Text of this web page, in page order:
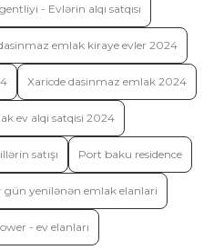
- Evlərin alqı satqısı
emlak kiraye evler 2024
Xaricde dasinmaz emlak 2024
ev alqi satqisi 2024
satışı Port baku residence
gün yenilənən emlak elanlari
- ev elanları